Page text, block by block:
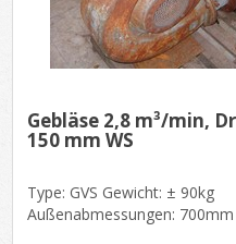
Gebläse 2,8 m³/min,
150 mm WS
Type: GVS Gewicht: ± 90kg
Außenabmessungen: